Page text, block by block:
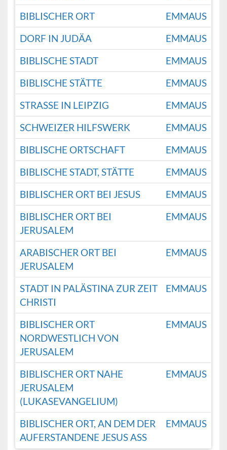
BIBLISCHER ORT
EMMAUS
DORF IN JUDÄA
EMMAUS
BIBLISCHE STADT
EMMAUS
BIBLISCHE STÄTTE
EMMAUS
STRASSE IN LEIPZIG
EMMAUS
SCHWEIZER HILFSWERK
EMMAUS
BIBLISCHE ORTSCHAFT
EMMAUS
BIBLISCHE STADT, STÄTTE
EMMAUS
BIBLISCHER ORT BEI JESUS
EMMAUS
BIBLISCHER ORT BEI
JERUSALEM
EMMAUS
ARABISCHER ORT BEI
JERUSALEM
EMMAUS
STADT IN PALÄSTINA ZUR ZEIT
CHRISTI
EMMAUS
BIBLISCHER ORT
NORDWESTLICH VON
JERUSALEM
EMMAUS
BIBLISCHER ORT NAHE
JERUSALEM
(LUKASEVANGELIUM)
EMMAUS
BIBLISCHER ORT, AN DEM DER
AUFERSTANDENE JESUS ASS
EMMAUS